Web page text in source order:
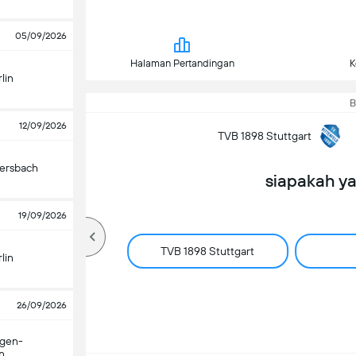
05/09/2026
12/09/2026
19/09/2026
26/09/2026
Halaman Pertandingan
TVB 1898 Stuttgart
siapakah
TVB 1898 Stuttgart